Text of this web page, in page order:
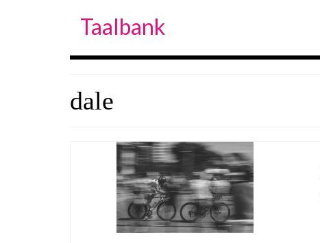
Taalbank
dale